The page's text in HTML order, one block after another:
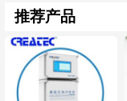
推荐产品